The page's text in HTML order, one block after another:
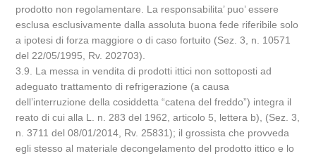
prodotto non regolamentare. La responsabilita’ puo’ essere
esclusa esclusivamente dalla assoluta buona fede riferibile solo
a ipotesi di forza maggiore o di caso fortuito (Sez. 3, n. 10571
del 22/05/1995, Rv. 202703).
3.9. La messa in vendita di prodotti ittici non sottoposti ad
adeguato trattamento di refrigerazione (a causa
dell’interruzione della cosiddetta “catena del freddo”) integra il
reato di cui alla L. n. 283 del 1962, articolo 5, lettera b), (Sez. 3,
n. 3711 del 08/01/2014, Rv. 25831); il grossista che provveda
egli stesso al materiale decongelamento del prodotto ittico e lo